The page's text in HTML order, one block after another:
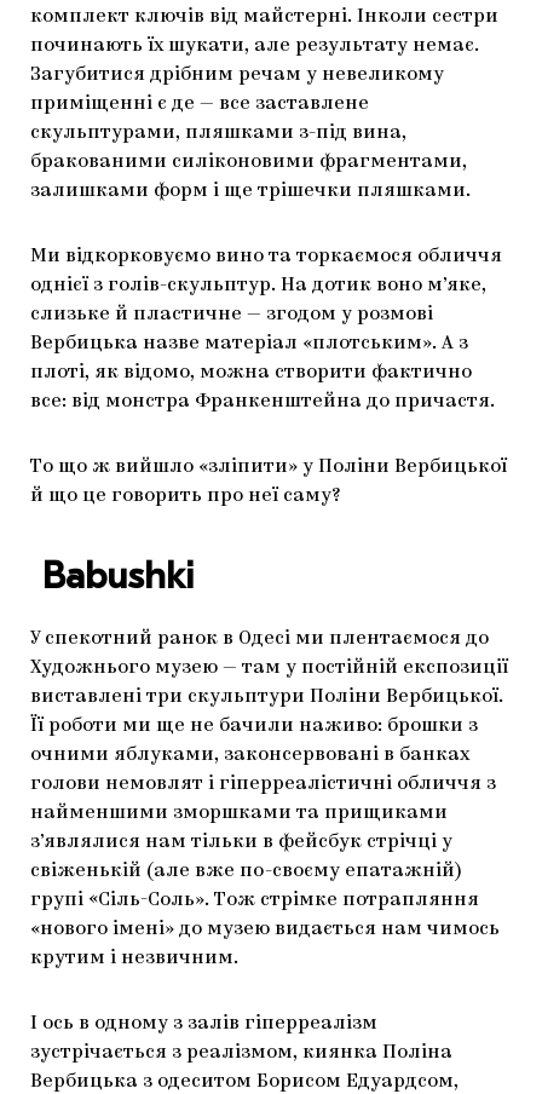
комплект ключів від майстерні. Інколи сестри
починають їх шукати, але результату немає.
Загубитися дрібним речам у невеликому
приміщенні є де — все заставлене
скульптурами, пляшками з-під вина,
бракованими силіконовими фрагментами,
залишками форм і ще трішечки пляшками.
Ми відкорковуємо вино та торкаємося обличчя
однієї з голів-скульптур. На дотик воно м’яке,
слизьке й пластичне — згодом у розмові
Вербицька назве матеріал «плотським». А з
плоті, як відомо, можна створити фактично
все: від монстра Франкенштейна до причастя.
То що ж вийшло «зліпити» у Поліни Вербицької
й що це говорить про неї саму?
Babushki
У спекотний ранок в Одесі ми плентаємося до
Художнього музею — там у постійній експозиції
виставлені три скульптури Поліни Вербицької.
Її роботи ми ще не бачили наживо: брошки з
очними яблуками, законсервовані в банках
голови немовлят і гіперреалістичні обличчя з
найменшими зморшками та прищиками
з’являлися нам тільки в фейсбук стрічці у
свіженькій (але вже по-своєму епатажній)
групі «Сіль-Соль». Тож стрімке потрапляння
«нового імені» до музею видається нам чимось
крутим і незвичним.
І ось в одному з залів гіперреалізм
зустрічається з реалізмом, киянка Поліна
Вербицька з одеситом Борисом Едуардсом,